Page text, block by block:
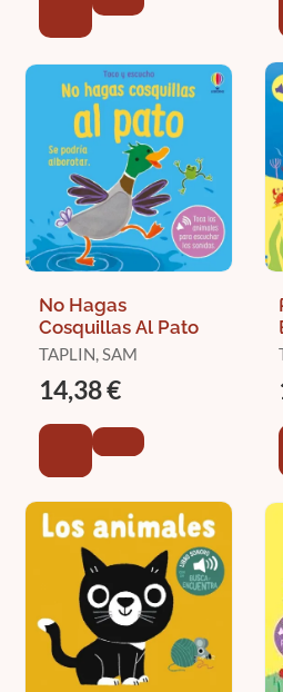
No Hagas
Cosquillas Al Pato
TAPLIN, SAM
14,38 €